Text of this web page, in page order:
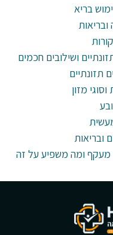
בריא
תזונתיים
מזון
ובריאות
מעקף ומה משפיע על זה